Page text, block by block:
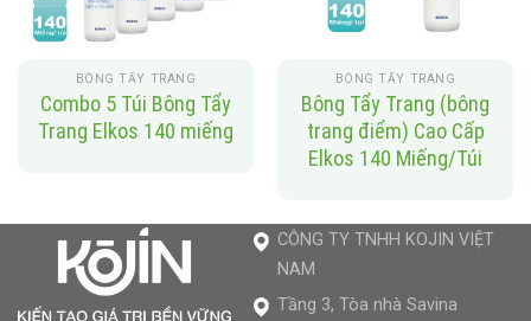
BÔNG TẨY TRANG
Combo 5 Túi Bông Tẩy
Trang Elkos 140 miếng
BÔNG TẨY TRANG
Bông Tẩy Trang (bông
trang điểm) Cao Cấp
Elkos 140 Miếng/Túi
CÔNG TY TNHH KOJIN VIỆT
NAM
Tầng 3, Tòa nhà Savina